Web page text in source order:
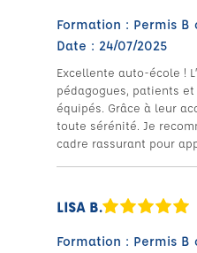
Formation : Permis
Date : 24/07/2025
Excellente auto-école !
pédagogues, patients
équipés. Grâce à leur
toute sérénité. Je
cadre rassurant pour
LISA B.
Formation : Permis